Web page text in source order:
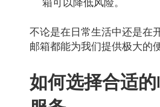
不论是在日常生活中还是在
邮箱都能为我们提供极大的
如何选择合适